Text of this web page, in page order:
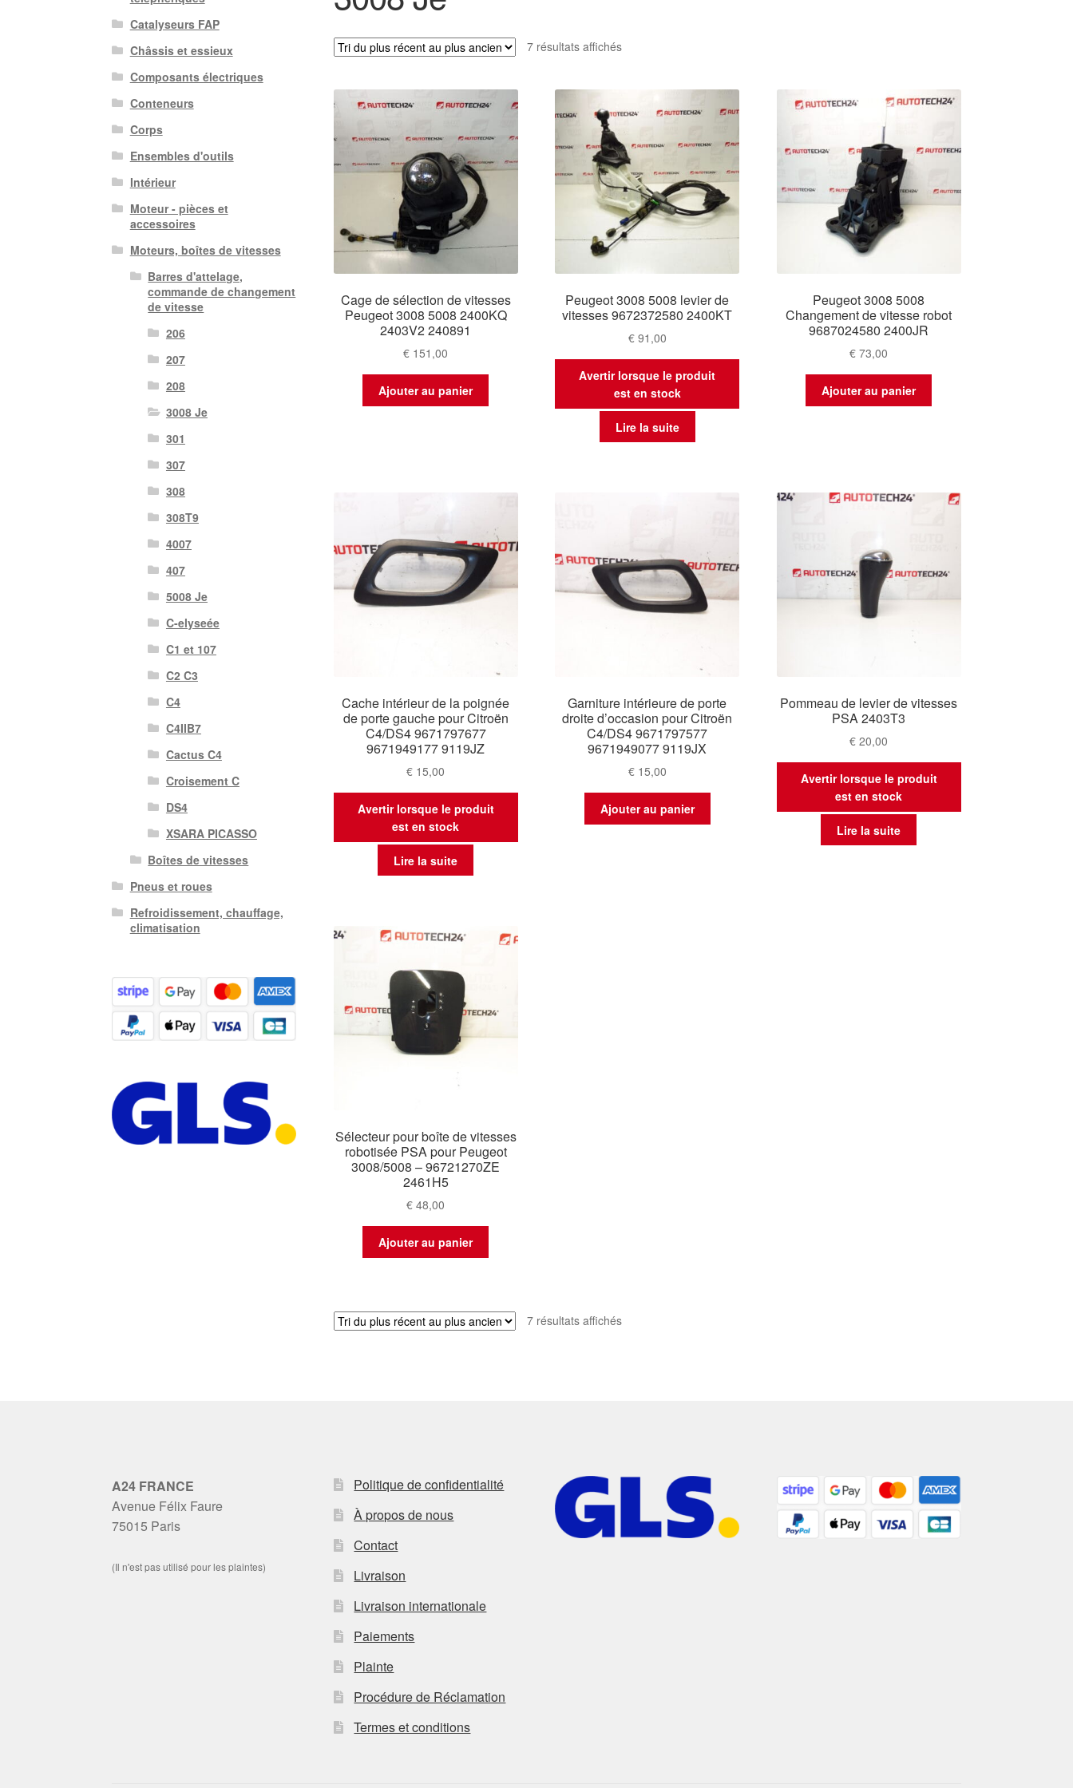
7 résultats affichésTrié
au
plus
ancien
Cage de sélection de vitesses
Peugeot 3008 5008 2400KQ
2403V2 240891
€ 151,00
Ajouter au panier
Peugeot 3008 5008 levier de
vitesses 9672372580 2400KT
€91,00
Avertir lorsque le produit
est en stock
Lire la suite
Peugeot 3008 5008
Changement de vitesse robot
9687024580 2400JR
€ 73,00
Ajouter au panier
Cache intérieur de la poignée
de porte gauche pour Citroën
C4/DS4 9671797677
9671949177 9119JZ
€ 15,00
Avertir lorsque le produit
est en stock
Lire la suite
Garniture intérieure de porte
droite d’occasion pour Citroën
C4/DS4 9671797577
9671949077 9119JX
€15,00
Ajouter au panier
Pommeau de levier de vitesses
PSA 2403T3
€ 20,00
Avertir lorsque le produit
est en stock
Lire la suite
Sélecteur pour boîte de vitesses
robotisée PSA pour Peugeot
3008/5008 – 96721270ZE
2461H5
€ 48,00
Ajouter au panier
7 résultats affichésTrié
Catalyseurs FAP
Châssis et essieux
Composants électriques
Conteneurs
Corps
Ensembles d'outils
Intérieur
Moteur - pièces et
accessoires
Moteurs, boîtes de vitesses
Barres d'attelage,
commande de changement
de vitesse
206
207
208
3008 Je
301
307
308
308T9
4007
407
5008 Je
C-elyseée
C1 et 107
C2 C3
C4
C4IIB7
Cactus C4
Croisement C
DS4
XSARA PICASSO
Boîtes de vitesses
Pneus et roues
Refroidissement, chauffage,
climatisation
A24 FRANCE
Avenue Félix Faure
75015 Paris
(Il n'est pas utilisé pour les plaintes)
Politique de confidentialité
À propos de nous
Contact
Livraison
Livraison internationale
Paiements
Plainte
Procédure de Réclamation
Termes et conditions